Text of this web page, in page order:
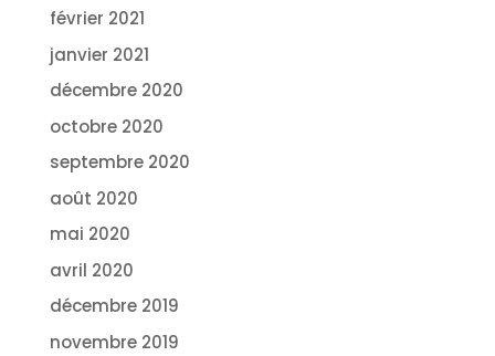
février 2021
janvier 2021
décembre 2020
octobre 2020
septembre 2020
août 2020
mai 2020
avril 2020
décembre 2019
novembre 2019